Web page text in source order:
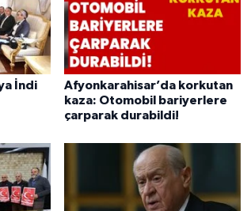
İndi
Afyonkarahisar’da korkutan
kaza: Otomobil bariyerlere
çarparak durabildi!